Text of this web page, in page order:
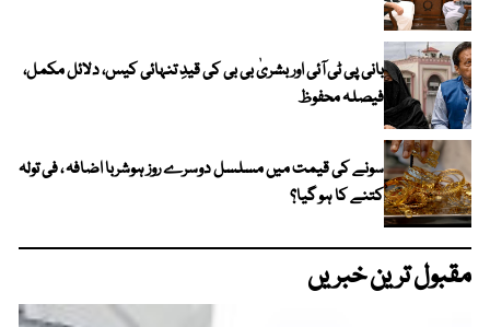
بانی پی ٹی آئی اور بشریٰ بی بی کی قیدِ تنہائی کیس، دلائل مکمل،
فیصلہ محفوظ
سونے کی قیمت میں مسلسل دوسرے روز ہوشربا اضافہ ، فی تولہ
کتنے کا ہو گیا؟
مقبول ترین خبریں